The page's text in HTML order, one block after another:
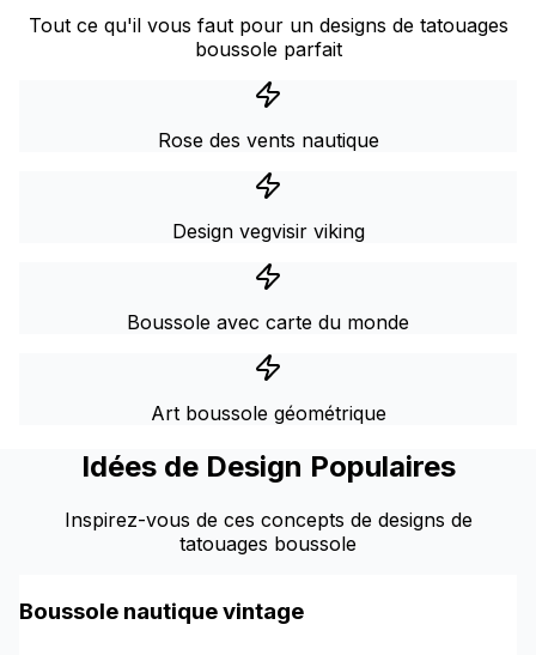
Tout ce qu'il vous faut pour un designs de tatouages
boussole parfait
Rose des vents nautique
Design vegvisir viking
Boussole avec carte du monde
Art boussole géométrique
Idées de Design Populaires
Inspirez-vous de ces concepts de designs de
tatouages boussole
Boussole nautique vintage